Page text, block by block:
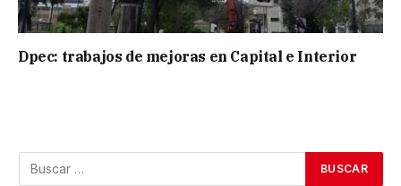
Dpec: trabajos de mejoras en Capital e Interior